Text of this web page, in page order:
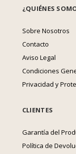
¿QUIÉNES
Sobre Nosotros
Contacto
Aviso Legal
Condiciones
Privacidad y
CLIENTES
Garantía del
Política de